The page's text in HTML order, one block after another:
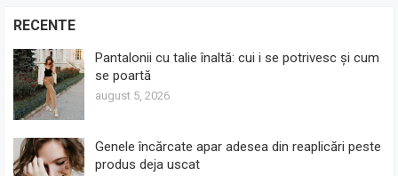
RECENTE
Pantalonii cu talie înaltă: cui i se potrivesc și cum
se poartă
august 5, 2026
Genele încărcate apar adesea din reaplicări peste
produs deja uscat